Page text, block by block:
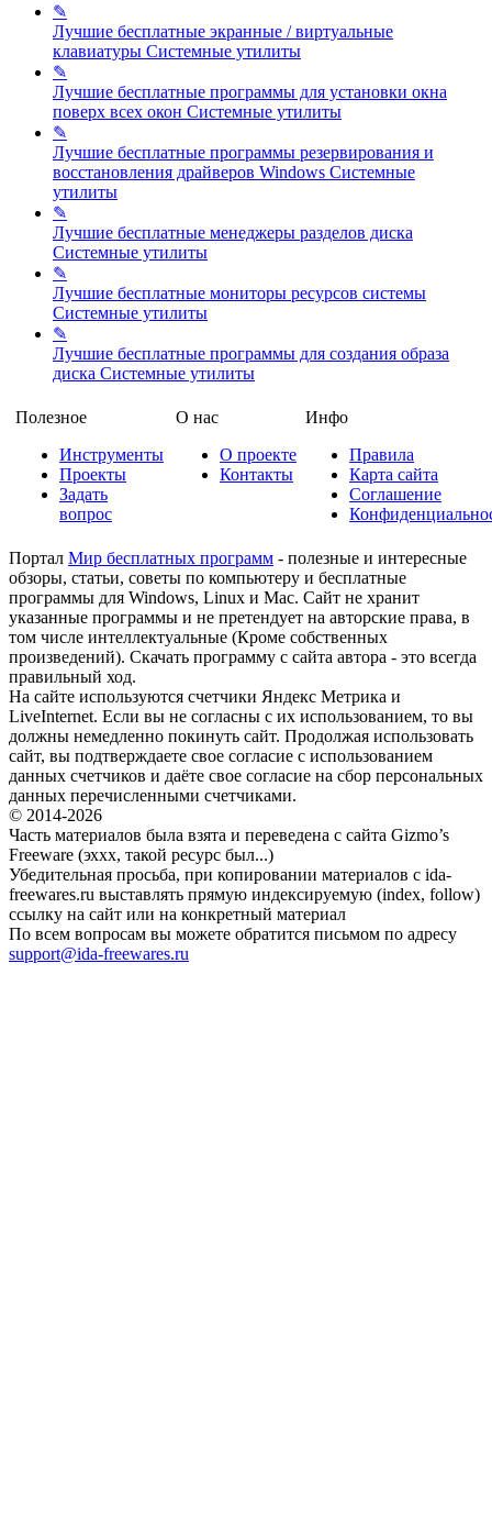
✎
Лучшие бесплатные экранные / виртуальные
клавиатуры Системные утилиты
✎
Лучшие бесплатные программы для установки окна
поверх всех окон Системные утилиты
✎
Лучшие бесплатные программы резервирования и
восстановления драйверов Windows Системные
утилиты
✎
Лучшие бесплатные менеджеры разделов диска
Системные утилиты
✎
Лучшие бесплатные мониторы ресурсов системы
Системные утилиты
✎
Лучшие бесплатные программы для создания образа
диска Системные утилиты
Полезное
Инструменты
Проекты
Задать
вопрос
О нас
О проекте
Контакты
Инфо
Правила
Карта сайта
Соглашение
Портал Мир бесплатных программ - полезные и интересные
обзоры, статьи, советы по компьютеру и бесплатные
программы для Windows, Linux и Mac. Сайт не хранит
указанные программы и не претендует на авторские права, в
том числе интеллектуальные (Кроме собственных
произведений). Скачать программу с сайта автора - это всегда
правильный ход.
На сайте используются счетчики Яндекс Метрика и
LiveInternet. Если вы не согласны с их использованием, то вы
должны немедленно покинуть сайт. Продолжая использовать
сайт, вы подтверждаете свое согласие с использованием
данных счетчиков и даёте свое согласие на сбор персональных
данных перечисленными счетчиками.
© 2014-2026
Часть материалов была взята и переведена с сайта Gizmo’s
Freeware (эххх, такой ресурс был...)
Убедительная просьба, при копировании материалов с ida-
freewares.ru выставлять прямую индексируемую (index, follow)
ссылку на сайт или на конкретный материал
По всем вопросам вы можете обратится письмом по адресу
support@ida-freewares.ru